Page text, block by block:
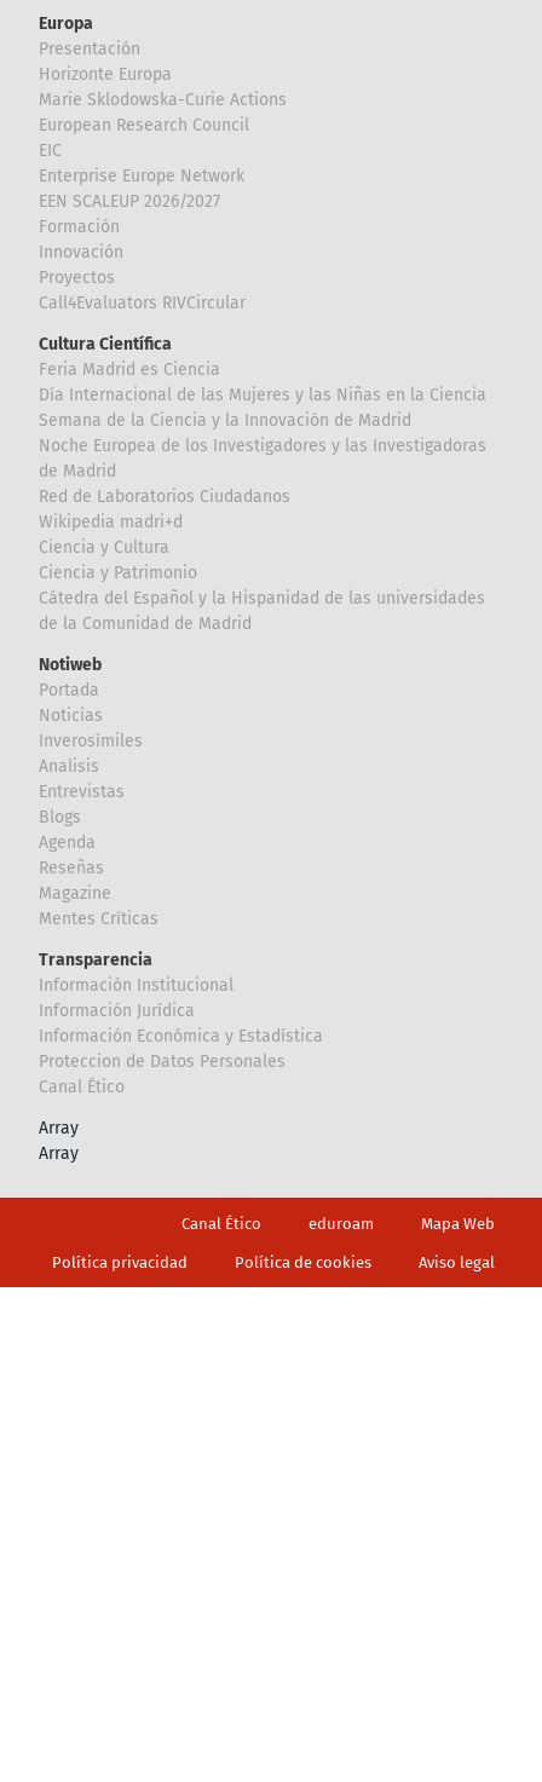
Europa
Presentación
Horizonte Europa
Marie Sklodowska-Curie Actions
European Research Council
EIC
Enterprise Europe Network
EEN SCALEUP 2026/2027
Formación
Innovación
Proyectos
Call4Evaluators RIVCircular
Cultura Científica
Feria Madrid es Ciencia
Día Internacional de las Mujeres y las Niñas en la Ciencia
Semana de la Ciencia y la Innovación de Madrid
Noche Europea de los Investigadores y las Investigadoras
de Madrid
Red de Laboratorios Ciudadanos
Wikipedia madri+d
Ciencia y Cultura
Ciencia y Patrimonio
Cátedra del Español y la Hispanidad de las universidades
de la Comunidad de Madrid
Notiweb
Portada
Noticias
Inverosímiles
Analisis
Entrevistas
Blogs
Agenda
Reseñas
Magazine
Mentes Críticas
Transparencia
Información Institucional
Información Jurídica
Información Económica y Estadística
Proteccion de Datos Personales
Canal Ético
Array
Array
Canal Ético eduroam Mapa Web
Política privacidad Política de cookies Aviso legal